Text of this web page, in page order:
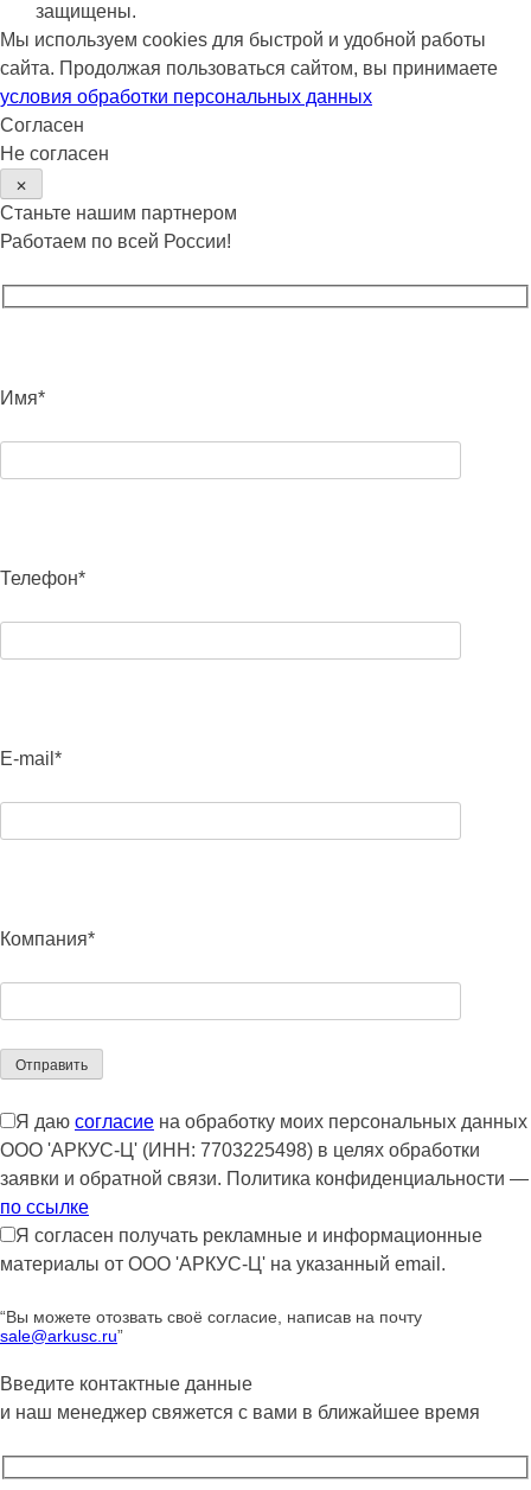
защищены.
Мы используем cookies для быстрой и удобной работы
сайта. Продолжая пользоваться сайтом, вы принимаете
условия обработки персональных данных
Согласен
Не согласен
✕
Станьте нашим партнером
Работаем по всей России!
Имя*
Телефон*
E-mail*
Компания*
Я даю согласие на обработку моих персональных данных
ООО 'АРКУС-Ц' (ИНН: 7703225498) в целях обработки
заявки и обратной связи. Политика конфиденциальности —
по ссылке
Я согласен получать рекламные и информационные
материалы от ООО 'АРКУС-Ц' на указанный email.
“Вы можете отозвать своё согласие, написав на почту
sale@arkusc.ru”
Введите контактные данные
и наш менеджер свяжется с вами в ближайшее время